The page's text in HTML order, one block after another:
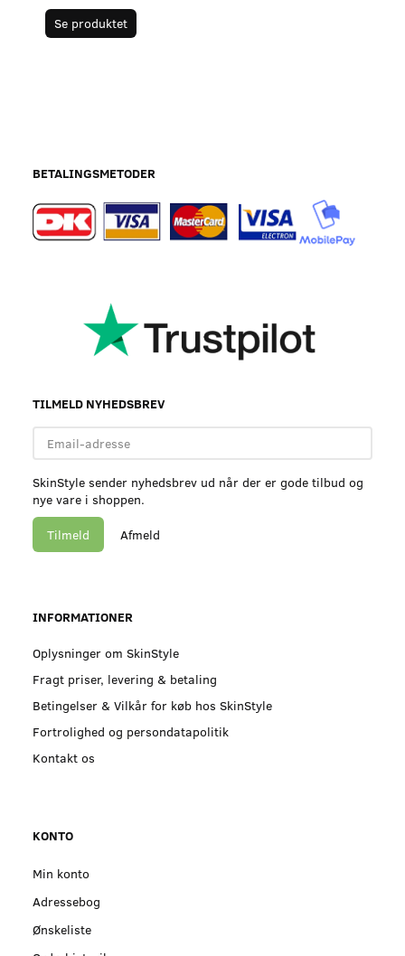
Se produktet
BETALINGSMETODER
TILMELD NYHEDSBREV
Email-
adresse
SkinStyle sender nyhedsbrev ud når der er gode tilbud og
nye vare i shoppen.
Tilmeld Afmeld
INFORMATIONER
Oplysninger om SkinStyle
Fragt priser, levering & betaling
Betingelser & Vilkår for køb hos SkinStyle
Fortrolighed og persondatapolitik
Kontakt os
KONTO
Min konto
Adressebog
Ønskeliste